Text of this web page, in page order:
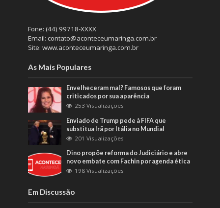
Fone: (44) 99718-XXXX
Email: contato@aconteceumaringa.com.br
Site: www.aconteceumaringa.com.br
As Mais Populares
Envelheceram mal? Famosos que foram
criticados por sua aparência
253 Visualizações
Enviado de Trump pede à FIFA que
substitua Irã por Itália no Mundial
201 Visualizações
Dino propõe reforma do Judiciário e abre
novo embate com Fachin por agenda ética
198 Visualizações
Em Discussão